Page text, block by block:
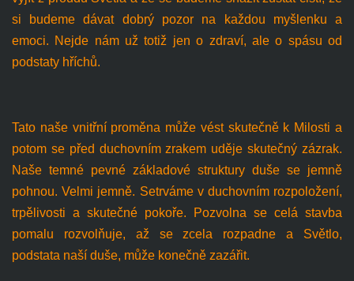
si budeme dávat dobrý pozor na každou myšlenku a
emoci. Nejde nám už totiž jen o zdraví, ale o spásu od
podstaty hříchů.
Tato naše vnitřní proměna může vést skutečně k Milosti a
potom se před duchovním zrakem uděje skutečný zázrak.
Naše temné pevné základové struktury duše se jemně
pohnou. Velmi jemně. Setrváme v duchovním rozpoložení,
trpělivosti a skutečné pokoře. Pozvolna se celá stavba
pomalu rozvolňuje, až se zcela rozpadne a Světlo,
podstata naší duše, může konečně zazářit.